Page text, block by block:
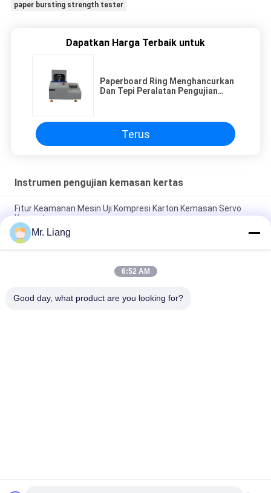
paper bursting strength tester
Dapatkan Harga Terbaik untuk
Paperboard Ring Menghancurkan
Dan Tepi Peralatan Pengujian
Terus
Instrumen pengujian kemasan kertas
Fitur Keamanan Mesin Uji Kompresi Karton Kemasan Servo
Komputer
Instrumen Pengujian Kertas Dan Bahan Kemasan Otomatis /
Mesin Uji Meledak Film
Mesin Penguji Kemasan Kertas Penguji Kekuatan Meledak
Mr. Liang
6:52 AM
Good day, what product are you looking for?